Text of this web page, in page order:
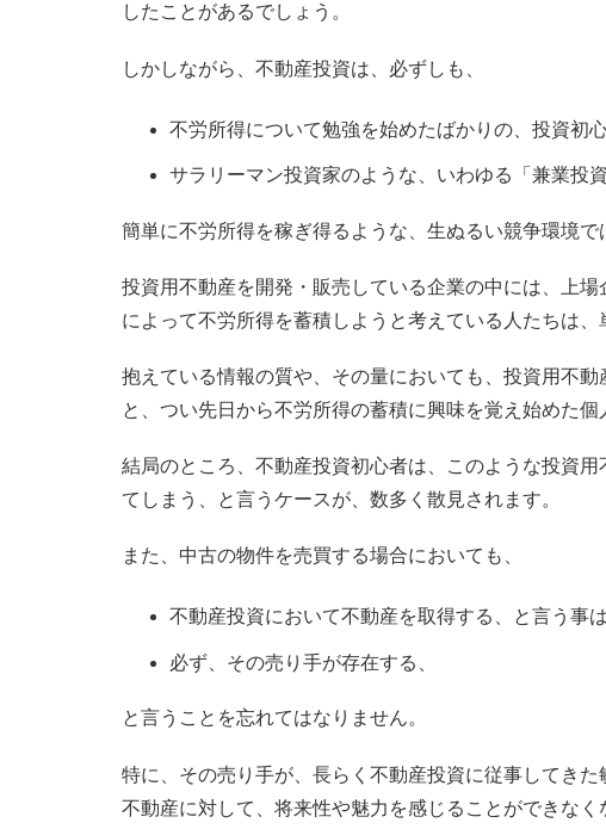
したことがあるでしょう。
しかしながら、不動産投資は、必ずしも、
不労所得について勉強を始めたばかりの、投資初心
サラリーマン投資家のような、いわゆる「兼業投
簡単に不労所得を稼ぎ得るような、生ぬるい競争環境で
投資用不動産を開発・販売している企業の中には、上
によって不労所得を蓄積しようと考えている人たちは、
抱えている情報の質や、その量においても、投資用不
と、つい先日から不労所得の蓄積に興味を覚え始めた
結局のところ、不動産投資初心者は、このような投資
てしまう、と言うケースが、数多く散見されます。
また、中古の物件を売買する場合においても、
不動産投資において不動産を取得する、と言う事は
必ず、その売り手が存在する、
と言うことを忘れてはなりません。
特に、その売り手が、長らく不動産投資に従事してき
不動産に対して、将来性や魅力を感じることができな